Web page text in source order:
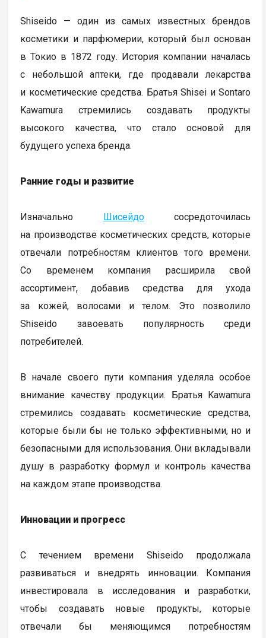
Shiseido — один из самых известных брендов
косметики и парфюмерии, который был основан
в Токио в 1872 году. История компании началась
с небольшой аптеки, где продавали лекарства
и косметические средства. Братья Shisei и Sontaro
Kawamura стремились создавать продукты
высокого качества, что стало основой для
будущего успеха бренда.
Ранние годы и развитие
Изначально Шисейдососредоточилась
на производстве косметических средств, которые
отвечали потребностям клиентов того времени.
Со временем компания расширила свой
ассортимент, добавив средства для ухода
за кожей, волосами и телом. Это позволило
Shiseido завоевать популярность среди
потребителей.
В начале своего пути компания уделяла особое
внимание качеству продукции. Братья Kawamura
стремились создавать косметические средства,
которые были бы не только эффективными, но и
безопасными для использования. Они вкладывали
душу в разработку формул и контроль качества
на каждом этапе производства.
Инновации и прогресс
С течением времени Shiseido продолжала
развиваться и внедрять инновации. Компания
инвестировала в исследования и разработки,
чтобы создавать новые продукты, которые
отвечали бы меняющимся потребностям